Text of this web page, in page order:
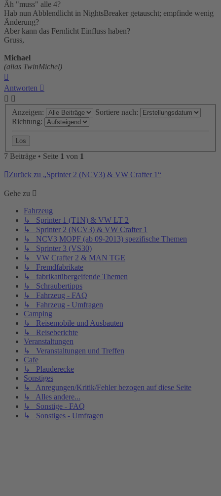
Äh "muss" alle 4?
Hab nun Abblendlicht in NightsBreaker getauscht; empfinde wenig
Änderung?
Aber kann das Fernlicht Einfluss haben?
Gruss,
Michael
(alias TwinMichel)
Antworten
Anzeigen:
Sortiere nach:
Richtung:
7 Beiträge • Seite 1 von 1
Zurück zu „Sprinter 2 (NCV3) & VW Crafter 1“
Gehe zu
Fahrzeug
↳ Sprinter 1 (T1N) & VW LT 2
↳ Sprinter 2 (NCV3) & VW Crafter 1
↳ NCV3 MOPF (ab 09-2013) spezifische Themen
↳ Sprinter 3 (VS30)
↳ VW Crafter 2 & MAN TGE
↳ Fremdfabrikate
↳ fabrikatübergeifende Themen
↳ Schraubertipps
↳ Fahrzeug - FAQ
↳ Fahrzeug - Umfragen
Camping
↳ Reisemobile und Ausbauten
↳ Reiseberichte
Veranstaltungen
↳ Veranstaltungen und Treffen
Cafe
↳ Plauderecke
Sonstiges
↳ Anregungen/Kritik/Fehler bezogen auf diese Seite
↳ Alles andere...
↳ Sonstige - FAQ
↳ Sonstiges - Umfragen